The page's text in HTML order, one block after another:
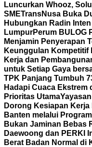
Luncurkan Whooz,
SMETransNusa Buka
Hubungkan Radin
LumpurPerum BULOG
Menjamin Penyerapan
Keunggulan Kompetitif
Kerja dan
untuk Setiap Gaya
TPK Panjang Tumbuh
Hadapi Cuaca Ekstrem
Prioritas Utama
Dorong Kesiapan
Banten melalui
Bukan Jaminan Bebas
Daewoong dan PERKI
Berat Badan Normal di